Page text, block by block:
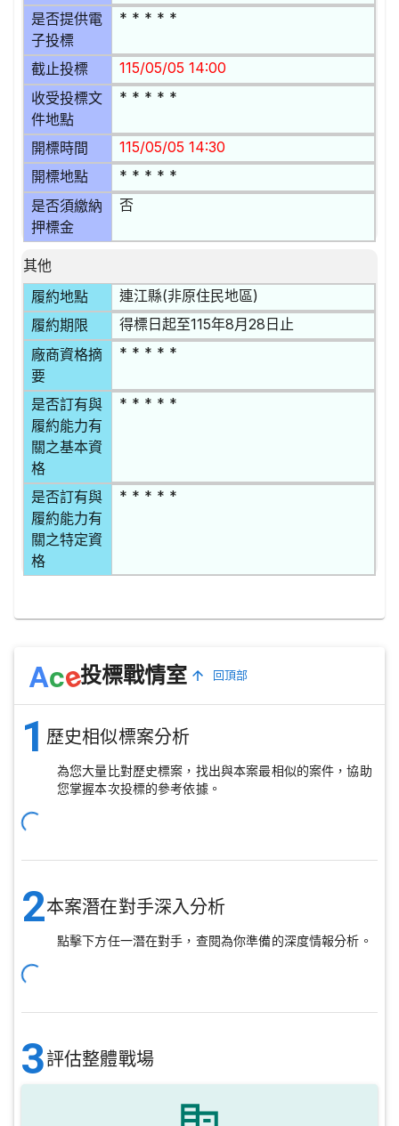
是否提供電
子投標
* * * * *
截止投標 115/05/05 14:00
收受投標文
件地點
* * * * *
開標時間 115/05/05 14:30
開標地點 * * * * *
是否須繳納
押標金
否
其他
履約地點
連江縣(非原住民地區)
履約期限 得標日起至115年8月28日止
廠商資格摘
要
* * * * *
是否訂有與
履約能力有
關之基本資
格
* * * * *
是否訂有與
履約能力有
關之特定資
格
* * * * *
Ace投標戰情室 回頂部
1 歷史相似標案分析
為您大量比對歷史標案，找出與本案最相似的案件，協助
您掌握本次投標的參考依據。
2本案潛在對手深入分析
點擊下方任一潛在對手，查閱為你準備的深度情報分析。
3評估整體戰場